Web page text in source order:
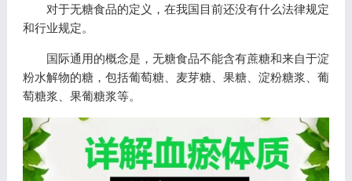
对于无糖食品的定义，在我国目前还没有什么法律规定
和行业规定。
国际通用的概念是，无糖食品不能含有蔗糖和来自于淀
粉水解物的糖，包括葡萄糖、麦芽糖、果糖、淀粉糖浆、葡
萄糖浆、果葡糖浆等。